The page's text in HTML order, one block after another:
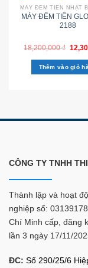
MÁY ĐẾM TIỀN
2188
18,200,000₫
Thêm vào giỏ
CÔNG TY TNHH
Thành lập và hoạt
nghiệp số:
Chí Minh cấp, đăng
lần 3 ngày 17/11/
ĐC: Số 290/25/6